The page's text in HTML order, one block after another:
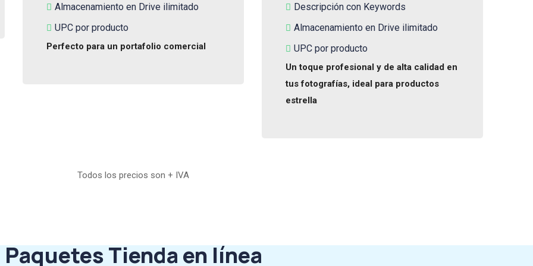
Almacenamiento en Drive ilimitado
UPC por producto
Perfecto para un portafolio comercial
Descripción con Keywords
Almacenamiento en Drive ilimitado
UPC por producto
Un toque profesional y de alta calidad en
tus fotografías, ideal para productos
estrella
Todos los precios son + IVA
Paquetes Tienda en línea